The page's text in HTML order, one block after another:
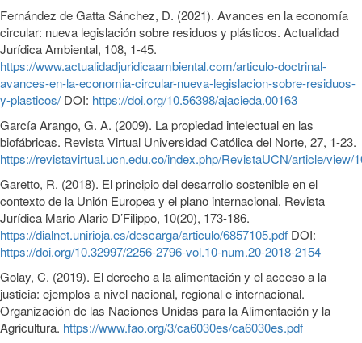
Fernández de Gatta Sánchez, D. (2021). Avances en la economía
circular: nueva legislación sobre residuos y plásticos. Actualidad
Jurídica Ambiental, 108, 1-45.
https://www.actualidadjuridicaambiental.com/articulo-doctrinal-
avances-en-la-economia-circular-nueva-legislacion-sobre-residuos-
y-plasticos/ DOI: https://doi.org/10.56398/ajacieda.00163
García Arango, G. A. (2009). La propiedad intelectual en las
biofábricas. Revista Virtual Universidad Católica del Norte, 27, 1-23.
https://revistavirtual.ucn.edu.co/index.php/RevistaUCN/article/view/
Garetto, R. (2018). El principio del desarrollo sostenible en el
contexto de la Unión Europea y el plano internacional. Revista
Jurídica Mario Alario D’Filippo, 10(20), 173-186.
https://dialnet.unirioja.es/descarga/articulo/6857105.pdf DOI:
https://doi.org/10.32997/2256-2796-vol.10-num.20-2018-2154
Golay, C. (2019). El derecho a la alimentación y el acceso a la
justicia: ejemplos a nivel nacional, regional e internacional.
Organización de las Naciones Unidas para la Alimentación y la
Agricultura. https://www.fao.org/3/ca6030es/ca6030es.pdf